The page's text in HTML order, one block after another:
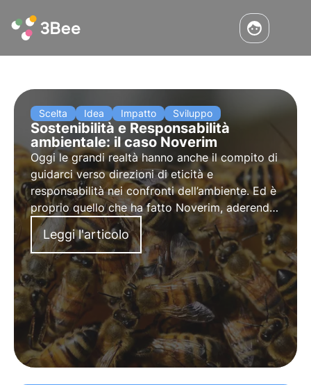
Scelta Idea Impatto Sviluppo
Sostenibilità e Responsabilità
ambientale: il caso Noverim
Oggi le grandi realtà hanno anche il compito di
guidarci verso direzioni di eticità e
responsabilità nei confronti dell’ambiente. Ed è
proprio quello che ha fatto Noverim, aderendo
al progetto Pollinate the future di 3Bee.
Leggi l'articolo